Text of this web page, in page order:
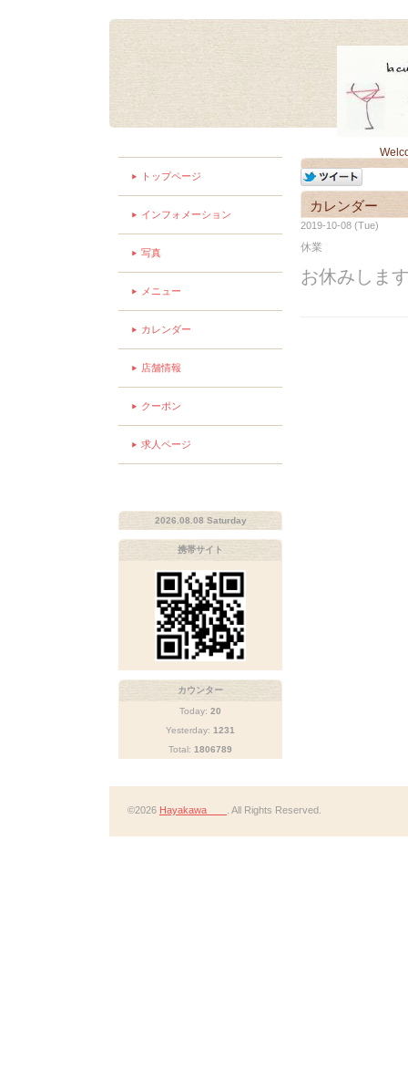
カレンダー
2019-10-08 (Tue)
休業
お休みしま
トップページ
インフォメーション
写真
メニュー
カレンダー
店舗情報
クーポン
求人ページ
2026.08.08 Saturday
携帯サイト
カウンター
Today: 20
Yesterday: 1231
Total: 1806789
©2026 Hayakawa . All Rights Reserved.